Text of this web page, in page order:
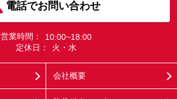
電話でお問い合わせ
営業時間：
10:00~18:00
定休日：
火・水
会社概要